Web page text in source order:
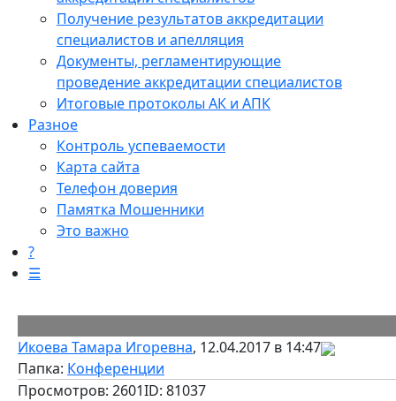
Получение результатов аккредитации
специалистов и апелляция
Документы, регламентирующие
проведение аккредитации специалистов
Итоговые протоколы АК и АПК
Разное
Контроль успеваемости
Карта сайта
Телефон доверия
Памятка Мошенники
Это важно
?
☰
Икоева Тамара Игоревна, 12.04.2017 в 14:47
Папка: Конференции
Просмотров: 2601ID: 81037